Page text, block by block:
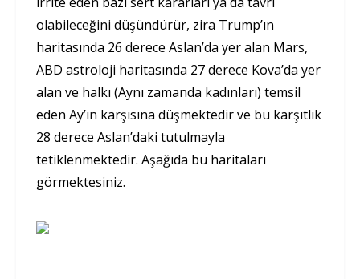
olabileceğini düşündürür, zira Trump’ın
haritasında 26 derece Aslan’da yer alan Mars,
ABD astroloji haritasında 27 derece Kova’da yer
alan ve halkı (Aynı zamanda kadınları) temsil
eden Ay’ın karşısına düşmektedir ve bu karşıtlık
28 derece Aslan’daki tutulmayla
tetiklenmektedir. Aşağıda bu haritaları
görmektesiniz.